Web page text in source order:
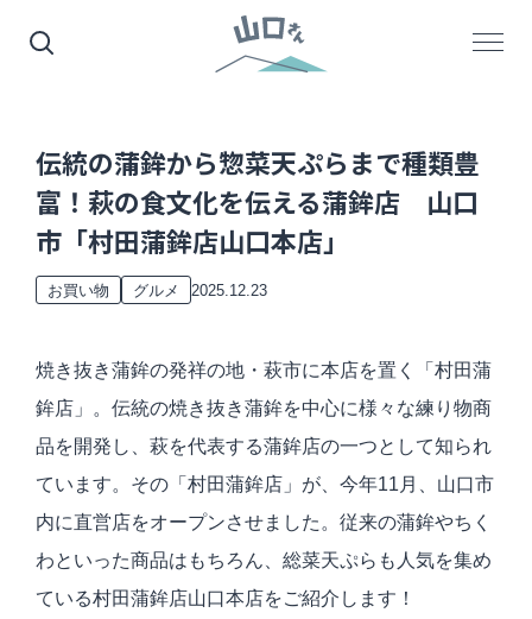
伝統の蒲鉾から惣菜天ぷらまで種類豊
富！萩の食文化を伝える蒲鉾店 山口
市「村田蒲鉾店山口本店」
お買い物 グルメ 2025.12.23
焼き抜き蒲鉾の発祥の地・萩市に本店を置く「村田蒲
鉾店」。伝統の焼き抜き蒲鉾を中心に様々な練り物商
品を開発し、萩を代表する蒲鉾店の一つとして知られ
ています。その「村田蒲鉾店」が、今年11月、山口市
内に直営店をオープンさせました。従来の蒲鉾やちく
わといった商品はもちろん、総菜天ぷらも人気を集め
ている村田蒲鉾店山口本店をご紹介します！